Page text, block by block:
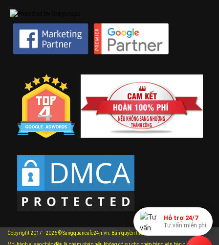
Hỗ trợ 24/7
Tư vấn miễn phí
Copyright 2017 - 2026 © Sangquancafe24h.vn. Bản quyền thuộc về Sangquancafe24h.vn.